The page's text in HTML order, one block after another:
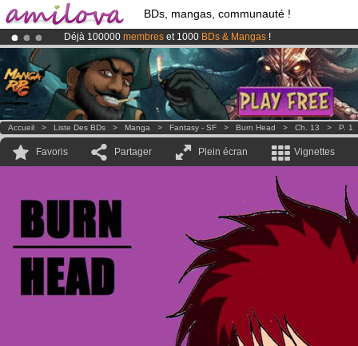
BDs, mangas, communauté !
Déjà 100000 membres et 1000 BDs & Mangas !
Abonnement premium: à partir de3.95 eurospar mois !Clique ici
LeKickstarter Amilova est désormais lancé
Accueil > Liste Des BDs > Manga > Fantasy - SF > Burn Head > Ch. 13 > P. 1
Favoris Partager Plein écran Vignettes